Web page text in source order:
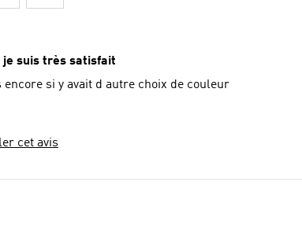
suis très satisfait
si y avait d autre choix de couleur
cet avis